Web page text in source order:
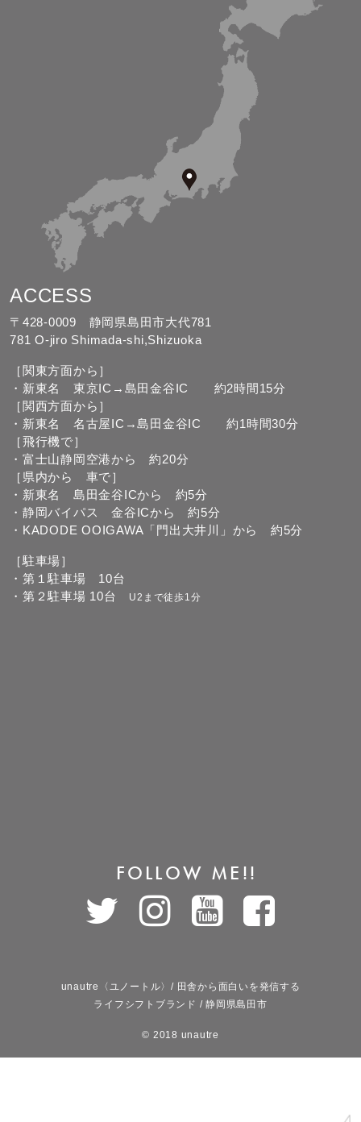
ACCESS
〒428-0009 静岡県島田市大代781
781 O-jiro Shimada-shi,Shizuoka
［関東方面から］
・新東名 東京IC→島田金谷IC 約2時間15分
［関西方面から］
・新東名 名古屋IC→島田金谷IC 約1時間30分
［飛行機で］
・富士山静岡空港から 約20分
［県内から 車で］
・新東名 島田金谷ICから 約5分
・静岡バイパス 金谷ICから 約5分
・KADODE OOIGAWA「門出大井川」から 約5分
［駐車場］
・第１駐車場 10台
・第２駐車場 10台
U2まで徒歩1分
FOLLOW ME!!
unautre〈ユノートル〉/ 田舎から面白いを発信する
ライフシフトブランド / 静岡県島田市
© 2018 unautre